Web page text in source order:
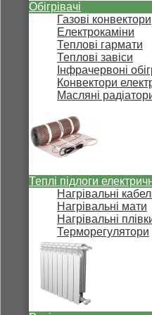
Обігрівачі
Газові конвектори
Електрокаміни
Теплові гармати
Теплові завіси
Інфрачервоні
Конвектори
Масляні
Теплі підлоги
Нагрівальні
Нагрівальні мати
Нагрівальні
Терморегулятори